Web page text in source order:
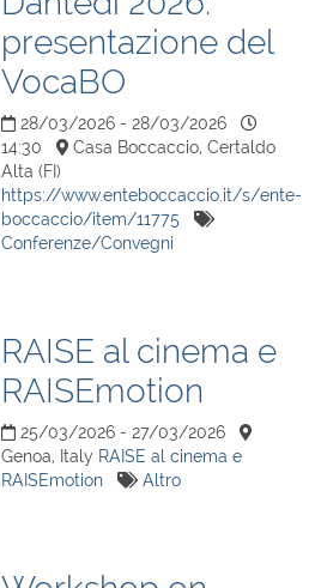
presentazione del
VocaBO
28/03/2026 - 28/03/2026
14:30
Casa Boccaccio, Certaldo
Alta (FI)
https://www.enteboccaccio.it/s/ente-
boccaccio/item/11775
Conferenze/Convegni
RAISE al cinema e
RAISEmotion
25/03/2026 - 27/03/2026
Genoa, Italy RAISE al cinema e
RAISEmotion
Altro